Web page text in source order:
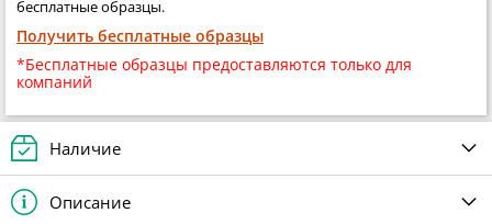
бесплатные образцы.
Получить бесплатные образцы
*Бесплатные образцы предоставляются только для
компаний
Наличие
Описание